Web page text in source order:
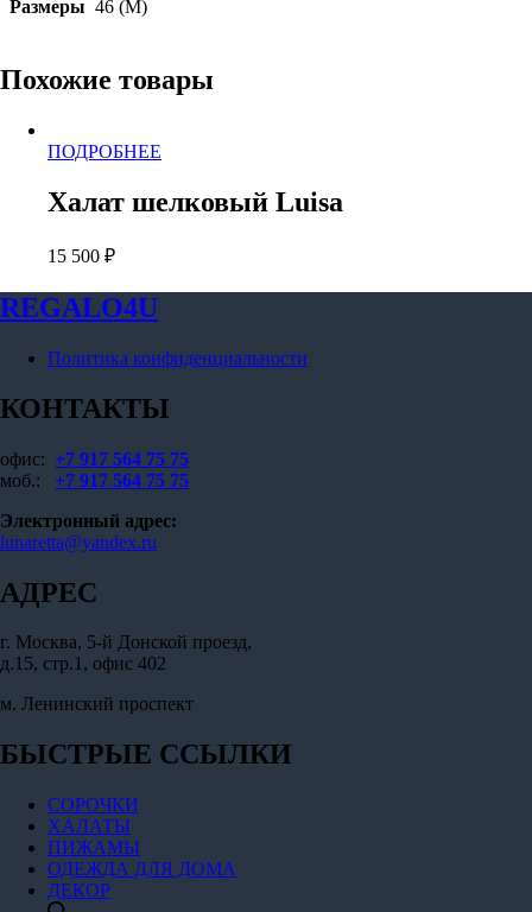
Размеры 46 (M)
Похожие товары
ПОДРОБНЕЕ
несколько
товара.
Халат шелковый Luisa
15 500 ₽
REGALO4U
Политика конфиденциальности
КОНТАКТЫ
офис: +7 917 564 75 75
моб.: +7 917 564 75 75
Электронный адрес:
lunaretta@yandex.ru
АДРЕС
г. Москва, 5-й Донской проезд,
д.15, стр.1, офис 402
м. Ленинский проспект
БЫСТРЫЕ ССЫЛКИ
СОРОЧКИ
ХАЛАТЫ
ПИЖАМЫ
ОДЕЖДА ДЛЯ ДОМА
ДЕКОР